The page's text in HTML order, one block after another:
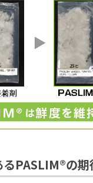
PASLIM®の